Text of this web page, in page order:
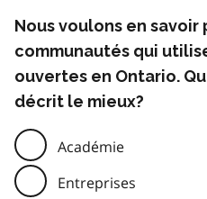
Nous voulons en savoir
communautés qui
ouvertes en Ontario.
décrit le mieux?
Académie
Entreprises